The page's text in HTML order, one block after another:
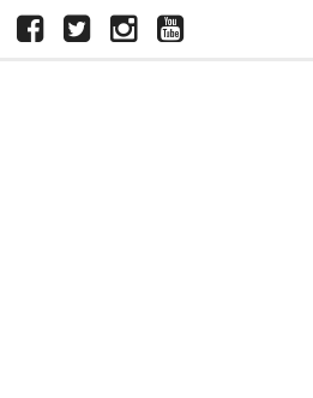
ফেসবুকটুইটারইন্সতাগ্রামইউটিউব